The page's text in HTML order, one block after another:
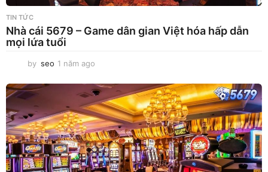
TIN TỨC
Nhà cái 5679 – Game dân gian Việt hóa hấp dẫn
mọi lứa tuổi
by seo 1 năm ago
ă
m
a
g
o